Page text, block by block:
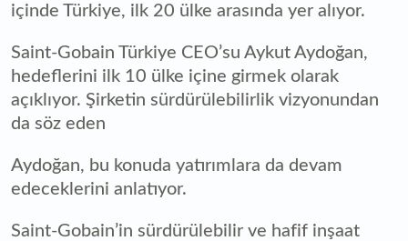
içinde Türkiye, ilk 20 ülke arasında yer alıyor.
Saint-Gobain Türkiye CEO’su Aykut Aydoğan,
hedeflerini ilk 10 ülke içine girmek olarak
açıklıyor. Şirketin sürdürülebilirlik vizyonundan
da söz eden
Aydoğan, bu konuda yatırımlara da devam
edeceklerini anlatıyor.
Saint-Gobain’in sürdürülebilir ve hafif inşaat